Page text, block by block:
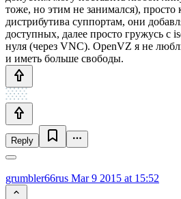
тоже, но этим не занимался), просто
дистрибутива суппортам, они
доступных, далее просто гружусь с
нуля (через VNC). OpenVZ я не
и иметь больше свободы.
Reply
grumbler66rus Mar 9 2015 at 15:52